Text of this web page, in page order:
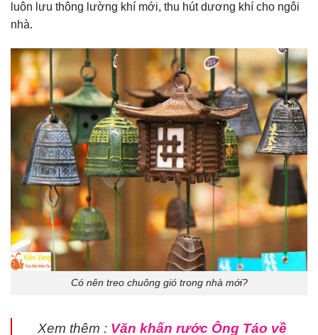
luôn lưu thông lường khí mới, thu hút dương khí cho ngôi
nhà.
Có nên treo chuông gió trong nhà mới?
Xem thêm : Văn khấn rước Ông Táo về